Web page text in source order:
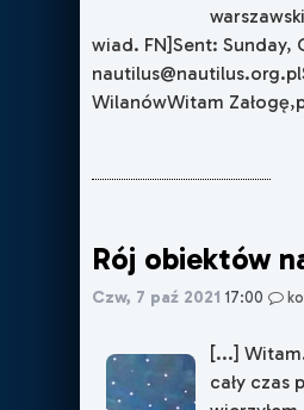
wiad. FN]Sent: Sunday,
WilanówWitam
Rój obiektów
Czw, 7 paź 2021 17:00
[...]
cały czas